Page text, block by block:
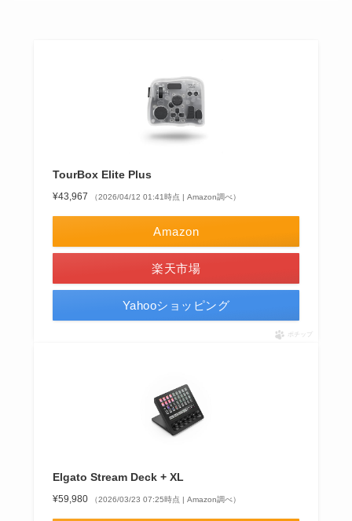
TourBox Elite Plus
¥43,967 （2026/04/12 01:41時点 | Amazon調べ）
Amazon
楽天市場
Yahooショッピング
ポチップ
Elgato Stream Deck + XL
¥59,980 （2026/03/23 07:25時点 | Amazon調べ）